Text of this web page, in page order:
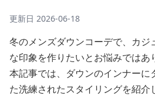
更新日 2026-06-18
冬のメンズダウンコーデで、カジ
な印象を作りたいとお悩みではあ
本記事では、ダウンのインナーに
た洗練されたスタイリングを紹介